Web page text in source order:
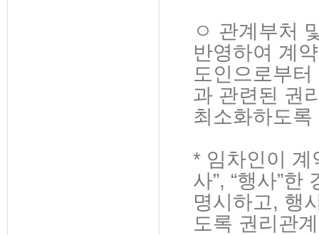
ㅇ 관계부처
반영하여 계
도인으로부
과 관련된 권
최소화하도록
* 임차인이 계
사”, “행사”
명시하고, 행
도록 권리관